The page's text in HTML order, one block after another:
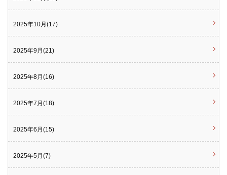
2025年10月(17)
2025年9月(21)
2025年8月(16)
2025年7月(18)
2025年6月(15)
2025年5月(7)